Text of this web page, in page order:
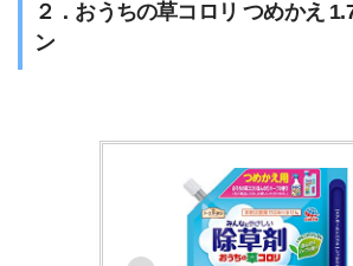
２．おうちの草コロリ つめかえ
ン